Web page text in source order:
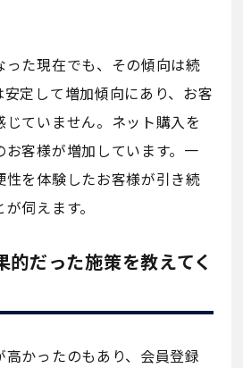
った現在でも、その傾向は続
定して増加傾向にあり、お客
ていません。ネット購入を
客様が増加しています。一
を体験したお客様が引き続
伺えます。
的だった施策を教えてく
かったのもあり、会員登録